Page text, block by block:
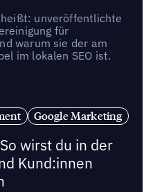
unveröffentlichte
für
warum sie der am
im lokalen SEO ist.
Google Marketing
wirst du in der
Kund:innen